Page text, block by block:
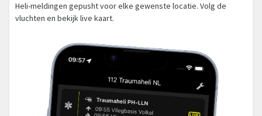
Heli-meldingen gepusht voor elke gewenste locatie. Volg de
vluchten en bekijk live kaart.